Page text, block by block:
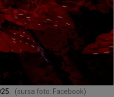
(sursa foto: Facebook)